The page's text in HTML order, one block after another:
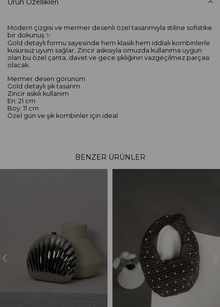
Ürün Özellikleri
Modern çizgisi ve mermer desenli özel tasarımıyla stiline sofistike
bir dokunuş ✨
Gold detaylı formu sayesinde hem klasik hem iddialı kombinlerle
kusursuz uyum sağlar. Zincir askısıyla omuzda kullanıma uygun
olan bu özel çanta, davet ve gece şıklığının vazgeçilmez parçası
olacak.
Mermer desen görünüm
Gold detaylı şık tasarım
Zincir askılı kullanım
En: 21 cm
Boy: 11 cm
Özel gün ve şık kombinler için ideal
BENZER ÜRÜNLER